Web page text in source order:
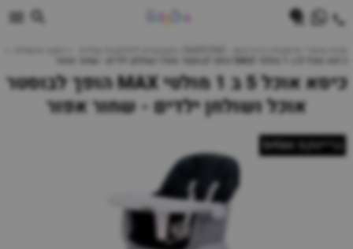
ברייטקס britax
כיסא אוכל 5 ב 1 מולטי MAX הופך לבוסטר
אוכל ושולחן ילדים - שחור אפור